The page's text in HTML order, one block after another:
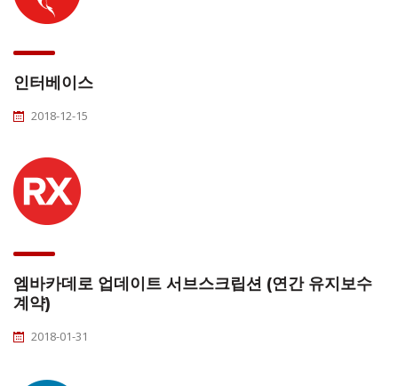
인터베이스
2018-12-15
엠바카데로 업데이트 서브스크립션 (연간 유지보수
계약)
2018-01-31